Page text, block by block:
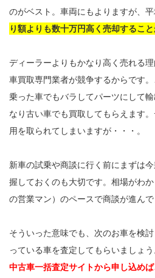
のがベスト。車両にもよりますが、平
り額よりも数十万円高く売却するこ
ディーラーよりもかなり高く売れる
車買取専門業者が競争するからです
乗った車でもバラしてパーツにして
なり古い車でも買取してもらえます
用を取られてしまいますが・・・。
新車の試乗や商談に行く前にまずは
握しておくのも大切です。相場がわ
の営業マン）のペースで商談が進んで
そういった意味でも、次のお車を検
っている車を査定してもらいましょう
中古車一括査定サイトから申し込め